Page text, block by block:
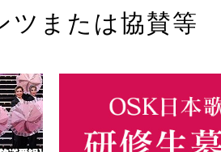
ツまたは協賛等